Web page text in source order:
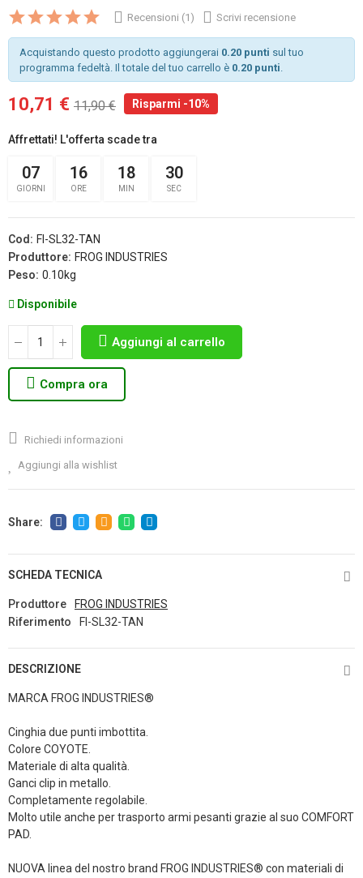
Recensioni (1) Scrivi recensione
Acquistando questo prodotto aggiungerai 0.20 punti sul tuo
programma fedeltà. Il totale del tuo carrello è 0.20 punti
10,71 € 11,90 € Risparmi -10%
Affrettati! L'offerta scade tra
07
GIORNI
16
ORE
18
MIN
30
SEC
Cod: FI-SL32-TAN
Produttore: FROG INDUSTRIES
Peso: 0.10kg
Disponibile
Aggiungi al carrello
Compra ora
Richiedi informazioni
Aggiungi alla wishlist
SCHEDA TECNICA
Produttore
FROG INDUSTRIES
Riferimento
FI-SL32-TAN
DESCRIZIONE
MARCA FROG INDUSTRIES®
Cinghia due punti imbottita.
Colore COYOTE.
Materiale di alta qualità.
Ganci clip in metallo.
Completamente regolabile.
Molto utile anche per trasporto armi pesanti grazie al suo COMFORT
PAD.
NUOVA linea del nostro brand FROG INDUSTRIES® con materiali di